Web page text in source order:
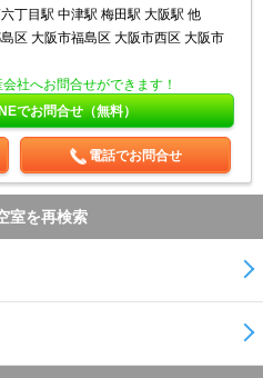
丁目駅 中津駅 梅田駅 大阪駅 他
区 大阪市福島区 大阪市西区 大阪市
社へお問合せができます！
でお問合せ（無料）
電話でお問合せ
室を再検索